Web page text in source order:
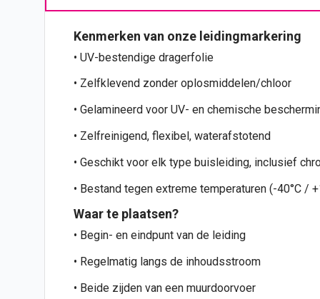
Kenmerken van onze leidingmarkering
• UV-bestendige dragerfolie
• Zelfklevend zonder oplosmiddelen/chloor
• Gelamineerd voor UV- en chemische
• Zelfreinigend, flexibel, waterafstotend
• Geschikt voor elk type buisleiding, inclusief
• Bestand tegen extreme temperaturen (-40°C /
Waar te plaatsen?
• Begin- en eindpunt van de leiding
• Regelmatig langs de inhoudsstroom
• Beide zijden van een muurdoorvoer